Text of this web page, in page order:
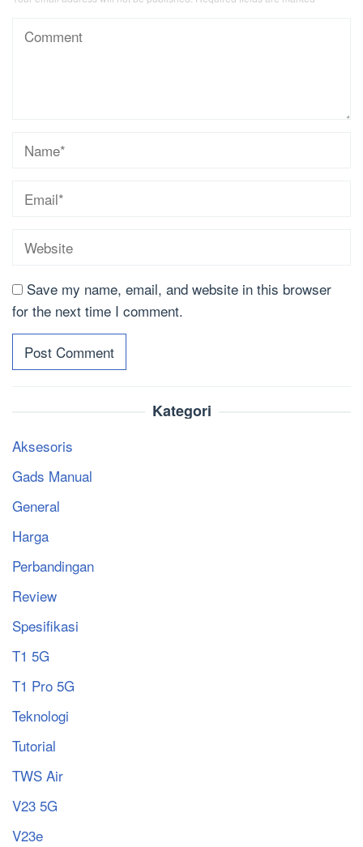
Save my name, email, and website in this browser
for the next time I comment.
Kategori
Aksesoris
Gads Manual
General
Harga
Perbandingan
Review
Spesifikasi
T1 5G
T1 Pro 5G
Teknologi
Tutorial
TWS Air
V23 5G
V23e